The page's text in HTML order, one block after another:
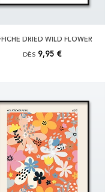
DRIED WILD FLOWER
DÈS 9,95 €